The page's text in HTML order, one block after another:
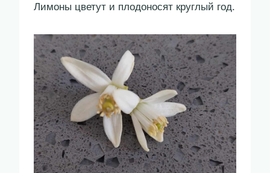
Лимоны цветут и плодоносят круглый год.